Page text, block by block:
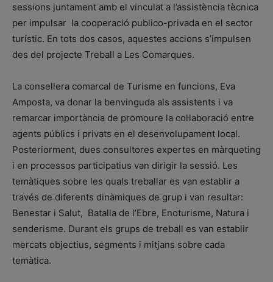
sessions juntament amb el vinculat a l’assistència tècnica
per impulsar la cooperació publico-privada en el sector
turístic. En tots dos casos, aquestes accions s’impulsen
des del projecte Treball a Les Comarques.
La consellera comarcal de Turisme en funcions, Eva
Amposta, va donar la benvinguda als assistents i va
remarcar importància de promoure la col·laboració entre
agents públics i privats en el desenvolupament local.
Posteriorment, dues consultores expertes en màrqueting
i en processos participatius van dirigir la sessió. Les
temàtiques sobre les quals treballar es van establir a
través de diferents dinàmiques de grup i van resultar:
Benestar i Salut, Batalla de l’Ebre, Enoturisme, Natura i
senderisme. Durant els grups de treball es van establir
mercats objectius, segments i mitjans sobre cada
temàtica.